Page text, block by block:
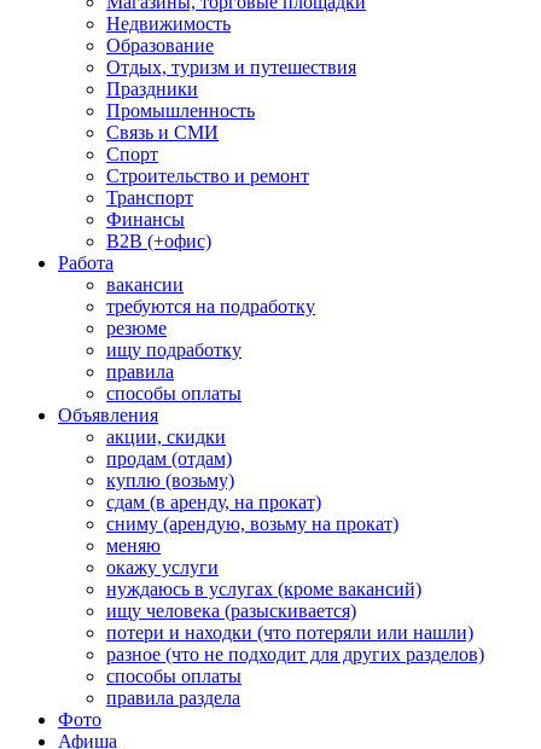
Недвижимость
Образование
Отдых, туризм и путешествия
Праздники
Промышленность
Связь и СМИ
Спорт
Строительство и ремонт
Транспорт
Финансы
B2B (+офис)
Работа
вакансии
требуются на подработку
резюме
ищу подработку
правила
способы оплаты
Объявления
акции, скидки
продам (отдам)
куплю (возьму)
сдам (в аренду, на прокат)
сниму (арендую, возьму на прокат)
меняю
окажу услуги
нуждаюсь в услугах (кроме вакансий)
ищу человека (разыскивается)
потери и находки (что потеряли или нашли)
разное (что не подходит для других разделов)
способы оплаты
правила раздела
Фото
Афиша